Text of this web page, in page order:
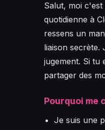
Salut, moi
quotidienne à
ressens un
liaison secrète.
jugement. Si tu
partager des
Pourquoi me
Je suis une